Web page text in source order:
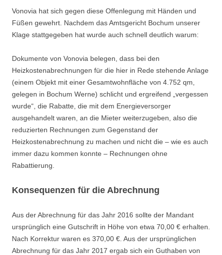
Vonovia hat sich gegen diese Offenlegung mit Händen und
Füßen gewehrt. Nachdem das Amtsgericht Bochum unserer
Klage stattgegeben hat wurde auch schnell deutlich warum:
Dokumente von Vonovia belegen, dass bei den
Heizkostenabrechnungen für die hier in Rede stehende Anlage
(einem Objekt mit einer Gesamtwohnfläche von 4.752 qm,
gelegen in Bochum Werne) schlicht und ergreifend „vergessen
wurde“, die Rabatte, die mit dem Energieversorger
ausgehandelt waren, an die Mieter weiterzugeben, also die
reduzierten Rechnungen zum Gegenstand der
Heizkostenabrechnung zu machen und nicht die – wie es auch
immer dazu kommen konnte – Rechnungen ohne
Rabattierung.
Konsequenzen für die Abrechnung
Aus der Abrechnung für das Jahr 2016 sollte der Mandant
ursprünglich eine Gutschrift in Höhe von etwa 70,00 € erhalten.
Nach Korrektur waren es 370,00 €. Aus der ursprünglichen
Abrechnung für das Jahr 2017 ergab sich ein Guthaben von